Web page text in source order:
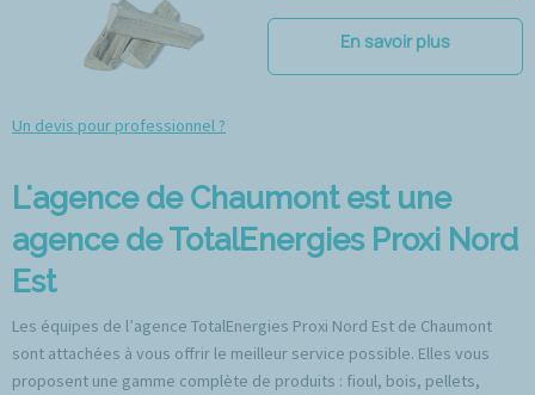
En savoir plus
Un devis pour professionnel ?
L'agence de Chaumont est une
agence de TotalEnergies Proxi Nord
Est
Les équipes de l’agence TotalEnergies Proxi Nord Est de Chaumont
sont attachées à vous offrir le meilleur service possible. Elles vous
proposent une gamme complète de produits : fioul, bois, pellets,